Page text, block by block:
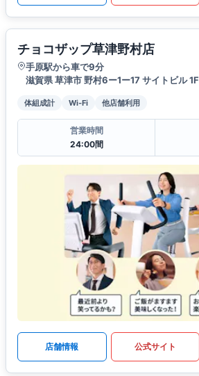
チョコザップ草津野村店
手原駅から車で9分
滋賀県 草津市 野村6ー1ー17 サイトビル 1F
体組成計 Wi-Fi 他店舗利用
営業時間
24:00間
店舗情報 公式サイト